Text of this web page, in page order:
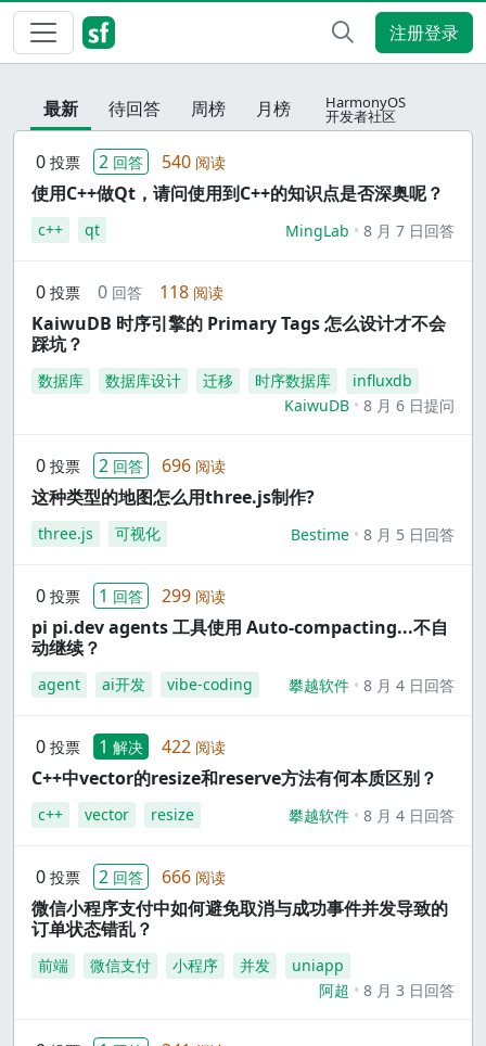
注册登录
最新 待回答 周榜 月榜 HarmonyOS
开发者社区
0 投票 2 回答 540 阅读
使用C++做Qt，请问使用到C++的知识点是否深奥呢？
c++ qt MingLab 8 月 7 日回答
0 投票 0 回答 118 阅读
KaiwuDB 时序引擎的 Primary Tags 怎么设计才不会
踩坑？
数据库 数据库设计 迁移 时序数据库
influxdb
KaiwuDB
8 月 6 日提问
0 投票 2 回答 696 阅读
这种类型的地图怎么用three.js制作?
three.js 可视化 Bestime 8 月 5 日回答
0 投票 1 回答 299 阅读
pi pi.dev agents 工具使用 Auto-compacting...不自
动继续？
agent ai开发 vibe-coding 攀越软件 8 月 4 日回答
0 投票 1 解决 422 阅读
C++中vector的resize和reserve方法有何本质区别？
c++ vector resize 攀越软件 8 月 4 日回答
0 投票 2 回答 666 阅读
微信小程序支付中如何避免取消与成功事件并发导致的
订单状态错乱？
前端 微信支付 小程序 并发
uniapp
阿超
8 月 3 日回答